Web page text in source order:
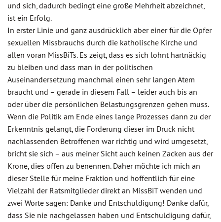
und sich, dadurch bedingt eine große Mehrheit abzeichnet,
ist ein Erfolg.
In erster Linie und ganz ausdrücklich aber einer für die Opfer
sexuellen Missbrauchs durch die katholische Kirche und
allen voran MissBiTs. Es zeigt, dass es sich lohnt hartnäckig
zu bleiben und dass man in der politischen
Auseinandersetzung manchmal einen sehr langen Atem
braucht und – gerade in diesem Fall – leider auch bis an
oder über die persönlichen Belastungsgrenzen gehen muss.
Wenn die Politik am Ende eines lange Prozesses dann zu der
Erkenntnis gelangt, die Forderung dieser im Druck nicht
nachlassenden Betroffenen war richtig und wird umgesetzt,
bricht sie sich – aus meiner Sicht auch keinen Zacken aus der
Krone, dies offen zu benennen. Daher möchte ich mich an
dieser Stelle für meine Fraktion und hoffentlich für eine
Vielzahl der Ratsmitglieder direkt an MissBiT wenden und
zwei Worte sagen: Danke und Entschuldigung! Danke dafür,
dass Sie nie nachgelassen haben und Entschuldigung dafür,